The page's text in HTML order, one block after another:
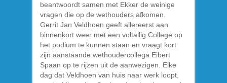
beantwoordt samen met Ekker de weinige
vragen die op de wethouders afkomen.
Gerrit Jan Veldhoen geeft allereerst aan
binnenkort weer met een voltallig College op
het podium te kunnen staan en vraagt kort
zijn aanstaande wethoudercollega Eibert
Spaan op te rijzen uit de aanwezigen. Elke
dag dat Veldhoen van huis naar werk loopt,